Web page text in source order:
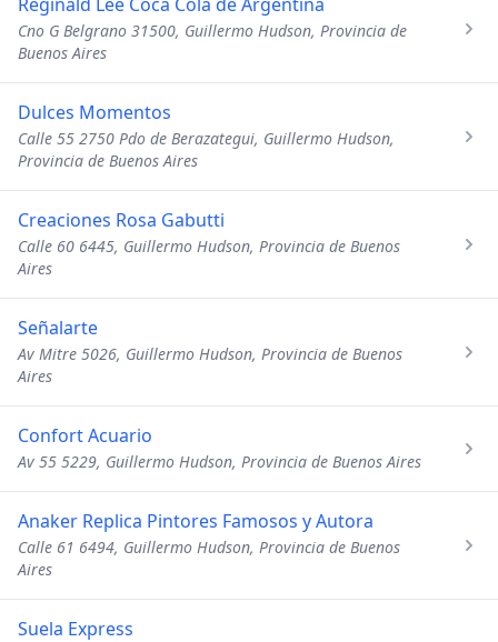
Cno G Belgrano 31500, Guillermo Hudson, Provincia de
Buenos Aires
Dulces Momentos
Calle 55 2750 Pdo de Berazategui, Guillermo Hudson,
Provincia de Buenos Aires
Creaciones Rosa Gabutti
Calle 60 6445, Guillermo Hudson, Provincia de Buenos
Aires
Señalarte
Av Mitre 5026, Guillermo Hudson, Provincia de Buenos
Aires
Confort Acuario
Av 55 5229, Guillermo Hudson, Provincia de Buenos Aires
Anaker Replica Pintores Famosos y Autora
Calle 61 6494, Guillermo Hudson, Provincia de Buenos
Aires
Suela Express